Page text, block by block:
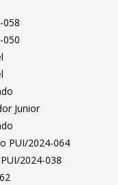
058
050
Junior
PUI/2024-064
2024-038